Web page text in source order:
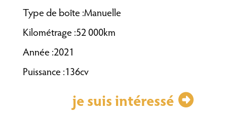
Type de boîte :Manuelle
Kilométrage :52 000km
Année :2021
Puissance :136cv
je suis intéressé